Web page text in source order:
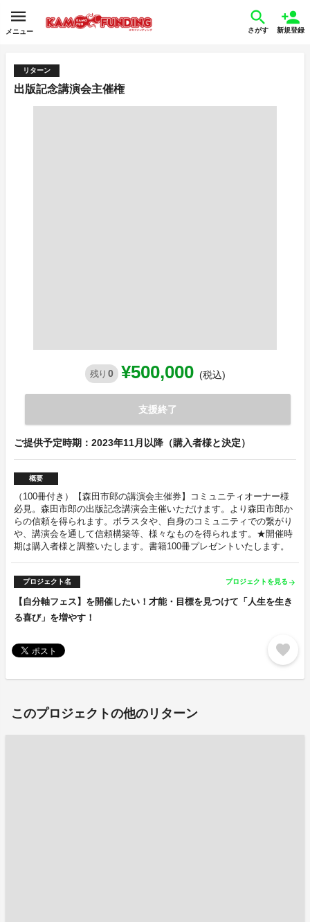
メニュー さがす 新規登録
リターン
出版記念講演会主催権
残り 0 ¥500,000 (税込)
支援終了
ご提供予定時期：2023年11月以降（購入者様と決定）
概要
（100冊付き）【森田市郎の講演会主催券】コミュニティオーナー様
必見。森田市郎の出版記念講演会主催いただけます。より森田市郎か
らの信頼を得られます。ボラスタや、自身のコミュニティでの繋がり
や、講演会を通して信頼構築等、様々なものを得られます。★開催時
期は購入者様と調整いたします。書籍100冊プレゼントいたします。
プロジェクト名 プロジェクトを見る arrow_forward
【自分軸フェス】を開催したい！才能・目標を見つけて「人生を生き
る喜び」を増やす！
favorite
このプロジェクトの他のリターン